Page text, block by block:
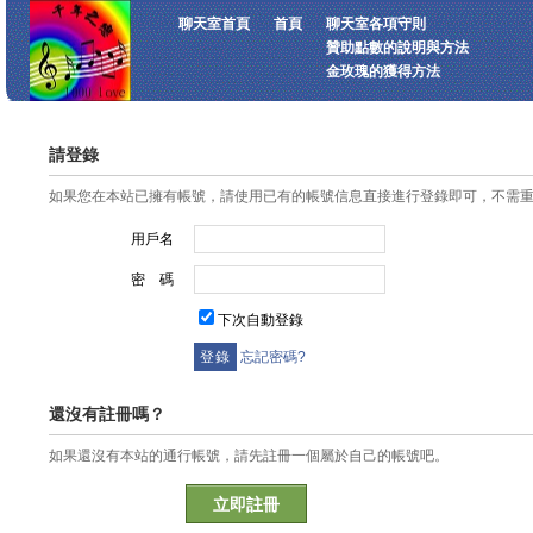
聊天室首頁 首頁
聊天室各項守則
贊助點數的說明與方法
金玫瑰的獲得方法
請登錄
如果您在本站已擁有帳號，請使用已有的帳號信息直接進行登錄即可，不需
用戶名
密 碼
下次自動登錄
忘記密碼?
還沒有註冊嗎？
如果還沒有本站的通行帳號，請先註冊一個屬於自己的帳號吧。
立即註冊